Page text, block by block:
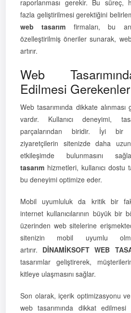
raporlanması gerekir. Bu süreç,
fazla geliştirilmesi gerektiğini
web tasarım firmaları, bu
özelleştirilmiş öneriler sunarak, web
artırır.
Web
Edilmesi Gerekenler
Web tasarımında dikkate
vardır. Kullanıcı deneyimi,
parçalarından biridir. İyi bir
ziyaretçilerin sitenizde daha
etkileşimde bulunmasını
tasarım hizmetleri, kullanıcı dostu
bu deneyimi optimize eder.
Mobil uyumluluk da kritik bir
internet kullanıcılarının büyük bir
üzerinden web sitelerine
sitenizin mobil uyumlu
artırır. DİNAMİKSOFT WEB
tasarımlar geliştirerek,
kitleye ulaşmasını sağlar.
Son olarak, içerik optimizasyonu
web tasarımında dikkat edilmesi